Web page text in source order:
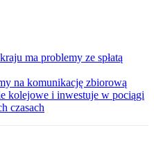
ma problemy ze spłatą
na komunikację zbiorową
kolejowe i inwestuje w pociągi
czasach